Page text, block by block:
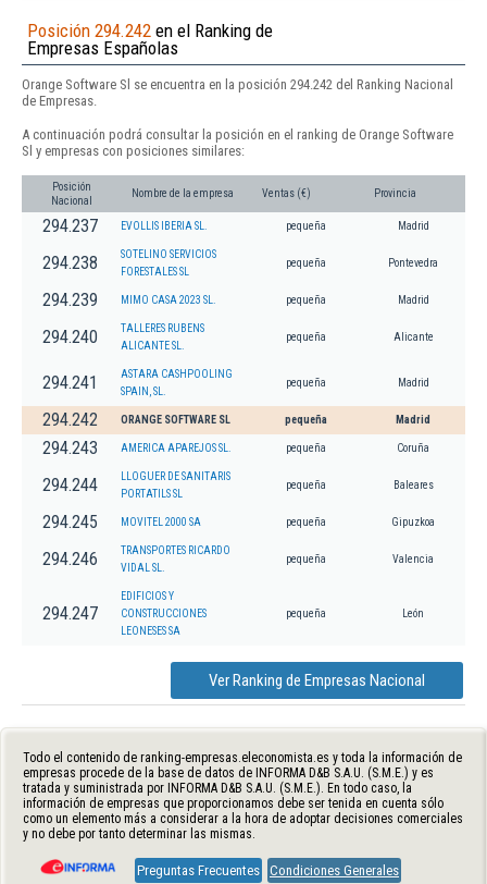
Posición 294.242 en el Ranking de
Empresas Españolas
Orange Software Sl se encuentra en la posición 294.242 del Ranking Nacional
de Empresas.
A continuación podrá consultar la posición en el ranking de Orange Software
Sl y empresas con posiciones similares:
Posición
Nacional
Nombre de la empresa Ventas (€) Provincia
294.237 EVOLLIS IBERIA SL. pequeña Madrid
294.238
SOTELINO SERVICIOS
FORESTALES SL
pequeña Pontevedra
294.239 MIMO CASA 2023 SL. pequeña Madrid
294.240
TALLERES RUBENS
ALICANTE SL.
pequeña Alicante
294.241
ASTARA CASHPOOLING
SPAIN, SL.
pequeña Madrid
294.242 ORANGE SOFTWARE SL pequeña Madrid
294.243 AMERICA APAREJOS SL. pequeña Coruña
294.244
LLOGUER DE SANITARIS
PORTATILS SL
pequeña Baleares
294.245 MOVITEL 2000 SA pequeña Gipuzkoa
294.246
TRANSPORTES RICARDO
VIDAL SL.
pequeña Valencia
294.247
EDIFICIOS Y
CONSTRUCCIONES
LEONESES SA
pequeña León
Ver Ranking de Empresas Nacional
Todo el contenido de ranking-empresas.eleconomista.es y toda la información de
empresas procede de la base de datos de INFORMA D&B S.A.U. (S.M.E.) y es
tratada y suministrada por INFORMA D&B S.A.U. (S.M.E.). En todo caso, la
información de empresas que proporcionamos debe ser tenida en cuenta sólo
como un elemento más a considerar a la hora de adoptar decisiones comerciales
y no debe por tanto determinar las mismas.
Preguntas Frecuentes Condiciones Generales